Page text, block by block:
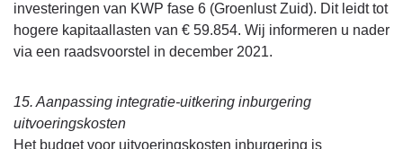
investeringen van KWP fase 6 (Groenlust Zuid). Dit leidt tot
hogere kapitaallasten van € 59.854. Wij informeren u nader
via een raadsvoorstel in december 2021.
15. Aanpassing integratie-uitkering inburgering
uitvoeringskosten
Het budget voor uitvoeringskosten inburgering is